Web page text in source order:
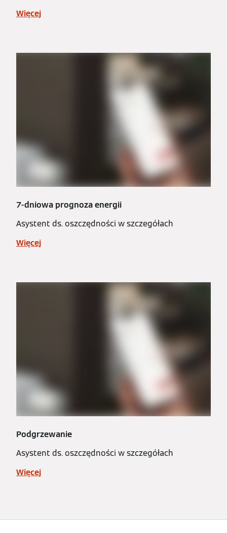
Więcej
7-dniowa prognoza energii
Asystent ds. oszczędności w szczegółach
Więcej
Podgrzewanie
Asystent ds. oszczędności w szczegółach
Więcej